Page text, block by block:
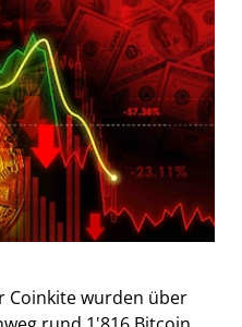
Coinkite wurden über